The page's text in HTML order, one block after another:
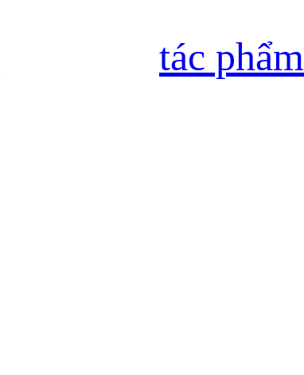
tác phẩm